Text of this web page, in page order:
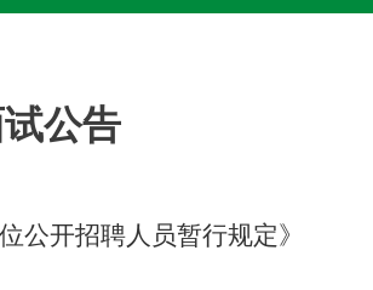
公告
公开招聘人员暂行规定》